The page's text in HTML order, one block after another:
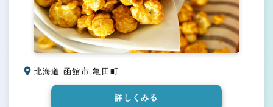
北海道 函館市 亀田町
詳しくみる